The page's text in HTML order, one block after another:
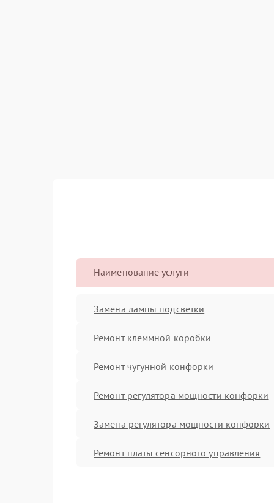
Наименование услуги
Замена лампы подсветки
Ремонт клеммной коробки
Ремонт чугунной конфорки
Ремонт регулятора мощности конфорки
Замена регулятора мощности конфорки
Ремонт платы сенсорного управления